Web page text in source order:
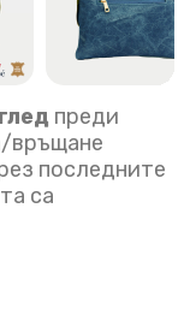
преди
връщане
последните
са